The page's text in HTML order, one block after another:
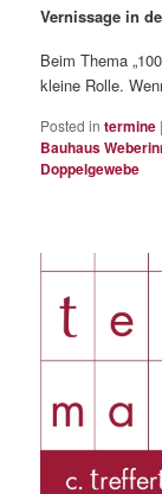
Vernissage in
Beim Thema
kleine Rolle.
Posted in termine
Bauhaus
Doppelgewebe